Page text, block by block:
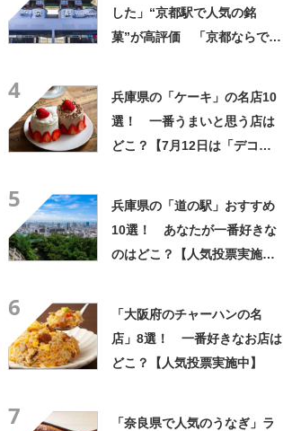
した」“京都駅で人気の銘
菓”が高評価 「京都ならでは
4
兵庫県の「ケーキ」の名店10
選！ 一番うまいと思う店は
どこ？【7月12日は「デコレ
5
兵庫県の「道の駅」おすすめ
10選！ あなたが一番好きな
のはどこ？【人気投票実施
6
「大阪府のチャーハンの名
店」8選！ 一番好きなお店は
どこ？【人気投票実施中】
7
「奈良県で人気のうなぎ」ラ